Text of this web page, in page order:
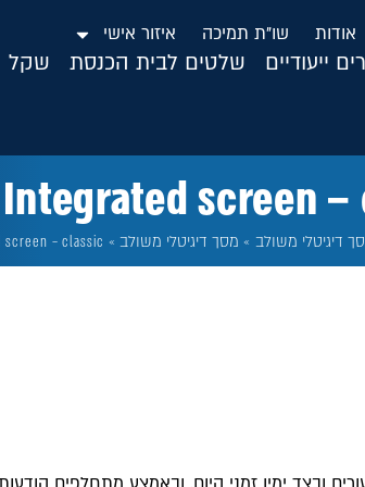
אודות שו”ת תמיכה איזור אישי
ייעודיים שלטים לבית הכנסת שקל
Integrated screen
דיגיטלי משולב» מסך דיגיטלי משולב»
screen – classic